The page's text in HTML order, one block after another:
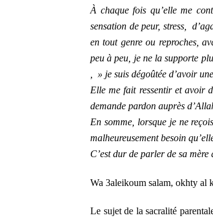
À chaque fois qu’elle me
sensation de peur, stress,
en tout genre ou reproches,
peu à peu, je ne la supporte
, » je suis dégoûtée d’avoir
Elle me fait ressentir et avoir
demande pardon auprès
En somme, lorsque je ne
malheureusement besoin
C’est dur de parler de sa
Wa 3aleikoum salam, okhty al
Le sujet de la sacralité